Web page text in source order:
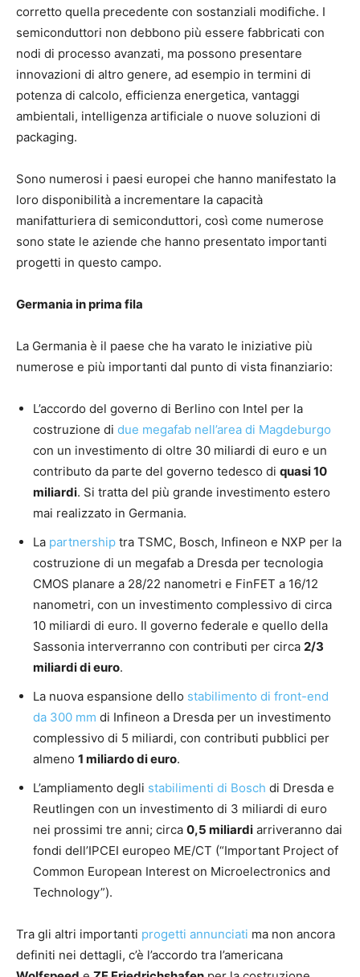
corretto quella precedente con sostanziali modifiche. I
semiconduttori non debbono più essere fabbricati con
nodi di processo avanzati, ma possono presentare
innovazioni di altro genere, ad esempio in termini di
potenza di calcolo, efficienza energetica, vantaggi
ambientali, intelligenza artificiale o nuove soluzioni di
packaging.
Sono numerosi i paesi europei che hanno manifestato la
loro disponibilità a incrementare la capacità
manifatturiera di semiconduttori, così come numerose
sono state le aziende che hanno presentato importanti
progetti in questo campo.
Germania in prima fila
La Germania è il paese che ha varato le iniziative più
numerose e più importanti dal punto di vista finanziario:
L’accordo del governo di Berlino con Intel per la
costruzione di due megafab nell’area di Magdeburgo
con un investimento di oltre 30 miliardi di euro e un
contributo da parte del governo tedesco di quasi 10
miliardi. Si tratta del più grande investimento estero
mai realizzato in Germania.
La partnership tra TSMC, Bosch, Infineon e NXP per la
costruzione di un megafab a Dresda per tecnologia
CMOS planare a 28/22 nanometri e FinFET a 16/12
nanometri, con un investimento complessivo di circa
10 miliardi di euro. Il governo federale e quello della
Sassonia interverranno con contributi per circa 2/3
miliardi di euro.
La nuova espansione dello stabilimento di front-end
da 300 mm di Infineon a Dresda per un investimento
complessivo di 5 miliardi, con contributi pubblici per
almeno 1 miliardo di euro.
L’ampliamento degli stabilimenti di Bosch di Dresda e
Reutlingen con un investimento di 3 miliardi di euro
nei prossimi tre anni; circa 0,5 miliardi arriveranno dai
fondi dell’IPCEI europeo ME/CT (“Important Project of
Common European Interest on Microelectronics and
Technology”).
Tra gli altri importanti progetti annunciati ma non ancora
definiti nei dettagli, c’è l’accordo tra l’americana